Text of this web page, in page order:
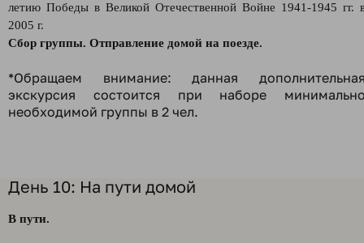
летию Победы в Великой Отечественной Войне 1941-1945 гг.
2005 г.
Сбор группы. Отправление домой на поезде.
*Обращаем внимание: данная
экскурсия состоится при наборе
необходимой группы в 2 чел.
День 10: На пути домой
В пути.